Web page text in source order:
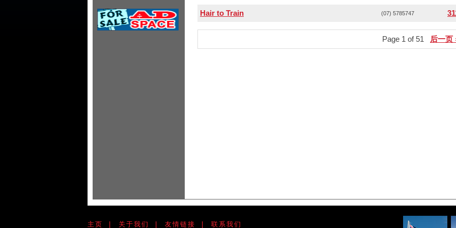
Hair to Train (07) 5785747
Page 1 of 51 后一页
主页 关于我们 友情链接 联系我们